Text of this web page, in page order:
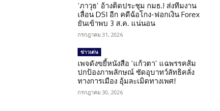
‘ภาวุธ’ อ้างติดประชุม กมธ.! ส่งทีมงาน
เลื่อน DSI อีก คดีฉ้อโกง-ฟอกเงิน Forex
ยันเข้าพบ 3 ส.ค. แน่นอน
กรกฎาคม 31, 2026
ข่าวเด่น
เพจดังขยี้หนังสือ ‘แก้วตา’ แฉพรรคส้ม
ปกป้องภาพลักษณ์ ซัดอุบาทว์ลัทธิคลั่ง
ทางการเมือง อุ้มละเมิดทางเพศ!
กรกฎาคม 30, 2026